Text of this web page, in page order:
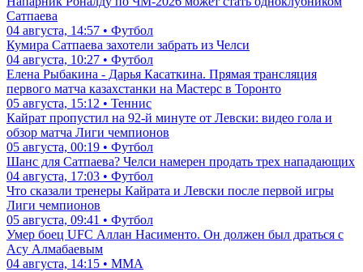
Сатпаева
04 августа, 14:57 • Футбол
Кумира Сатпаева захотели забрать из Челси
04 августа, 10:27 • Футбол
Елена Рыбакина - Дарья Касаткина. Прямая трансляция
первого матча казахстанки на Мастерс в Торонто
05 августа, 15:12 • Теннис
Кайрат пропустил на 92-й минуте от Левски: видео гола и
обзор матча Лиги чемпионов
05 августа, 00:19 • Футбол
Шанс для Сатпаева? Челси намерен продать трех нападающих
04 августа, 17:03 • Футбол
Что сказали тренеры Кайрата и Левски после первой игры
Лиги чемпионов
05 августа, 09:41 • Футбол
Умер боец UFC Аллан Насименто. Он должен был драться с
Асу Алмабаевым
04 августа, 14:15 • ММА